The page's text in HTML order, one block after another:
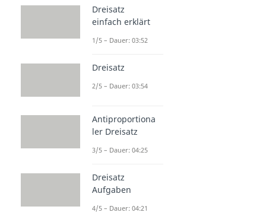
Dreisatz
einfach erklärt
1/5 – Dauer: 03:52
Dreisatz
2/5 – Dauer: 03:54
Antiproportiona
ler Dreisatz
3/5 – Dauer: 04:25
Dreisatz
Aufgaben
4/5 – Dauer: 04:21